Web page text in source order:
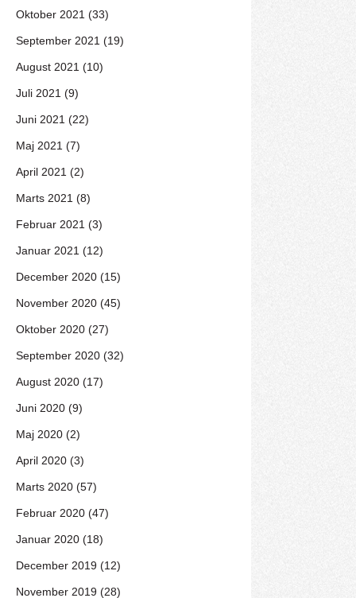
Oktober 2021 (33)
September 2021 (19)
August 2021 (10)
Juli 2021 (9)
Juni 2021 (22)
Maj 2021 (7)
April 2021 (2)
Marts 2021 (8)
Februar 2021 (3)
Januar 2021 (12)
December 2020 (15)
November 2020 (45)
Oktober 2020 (27)
September 2020 (32)
August 2020 (17)
Juni 2020 (9)
Maj 2020 (2)
April 2020 (3)
Marts 2020 (57)
Februar 2020 (47)
Januar 2020 (18)
December 2019 (12)
November 2019 (28)